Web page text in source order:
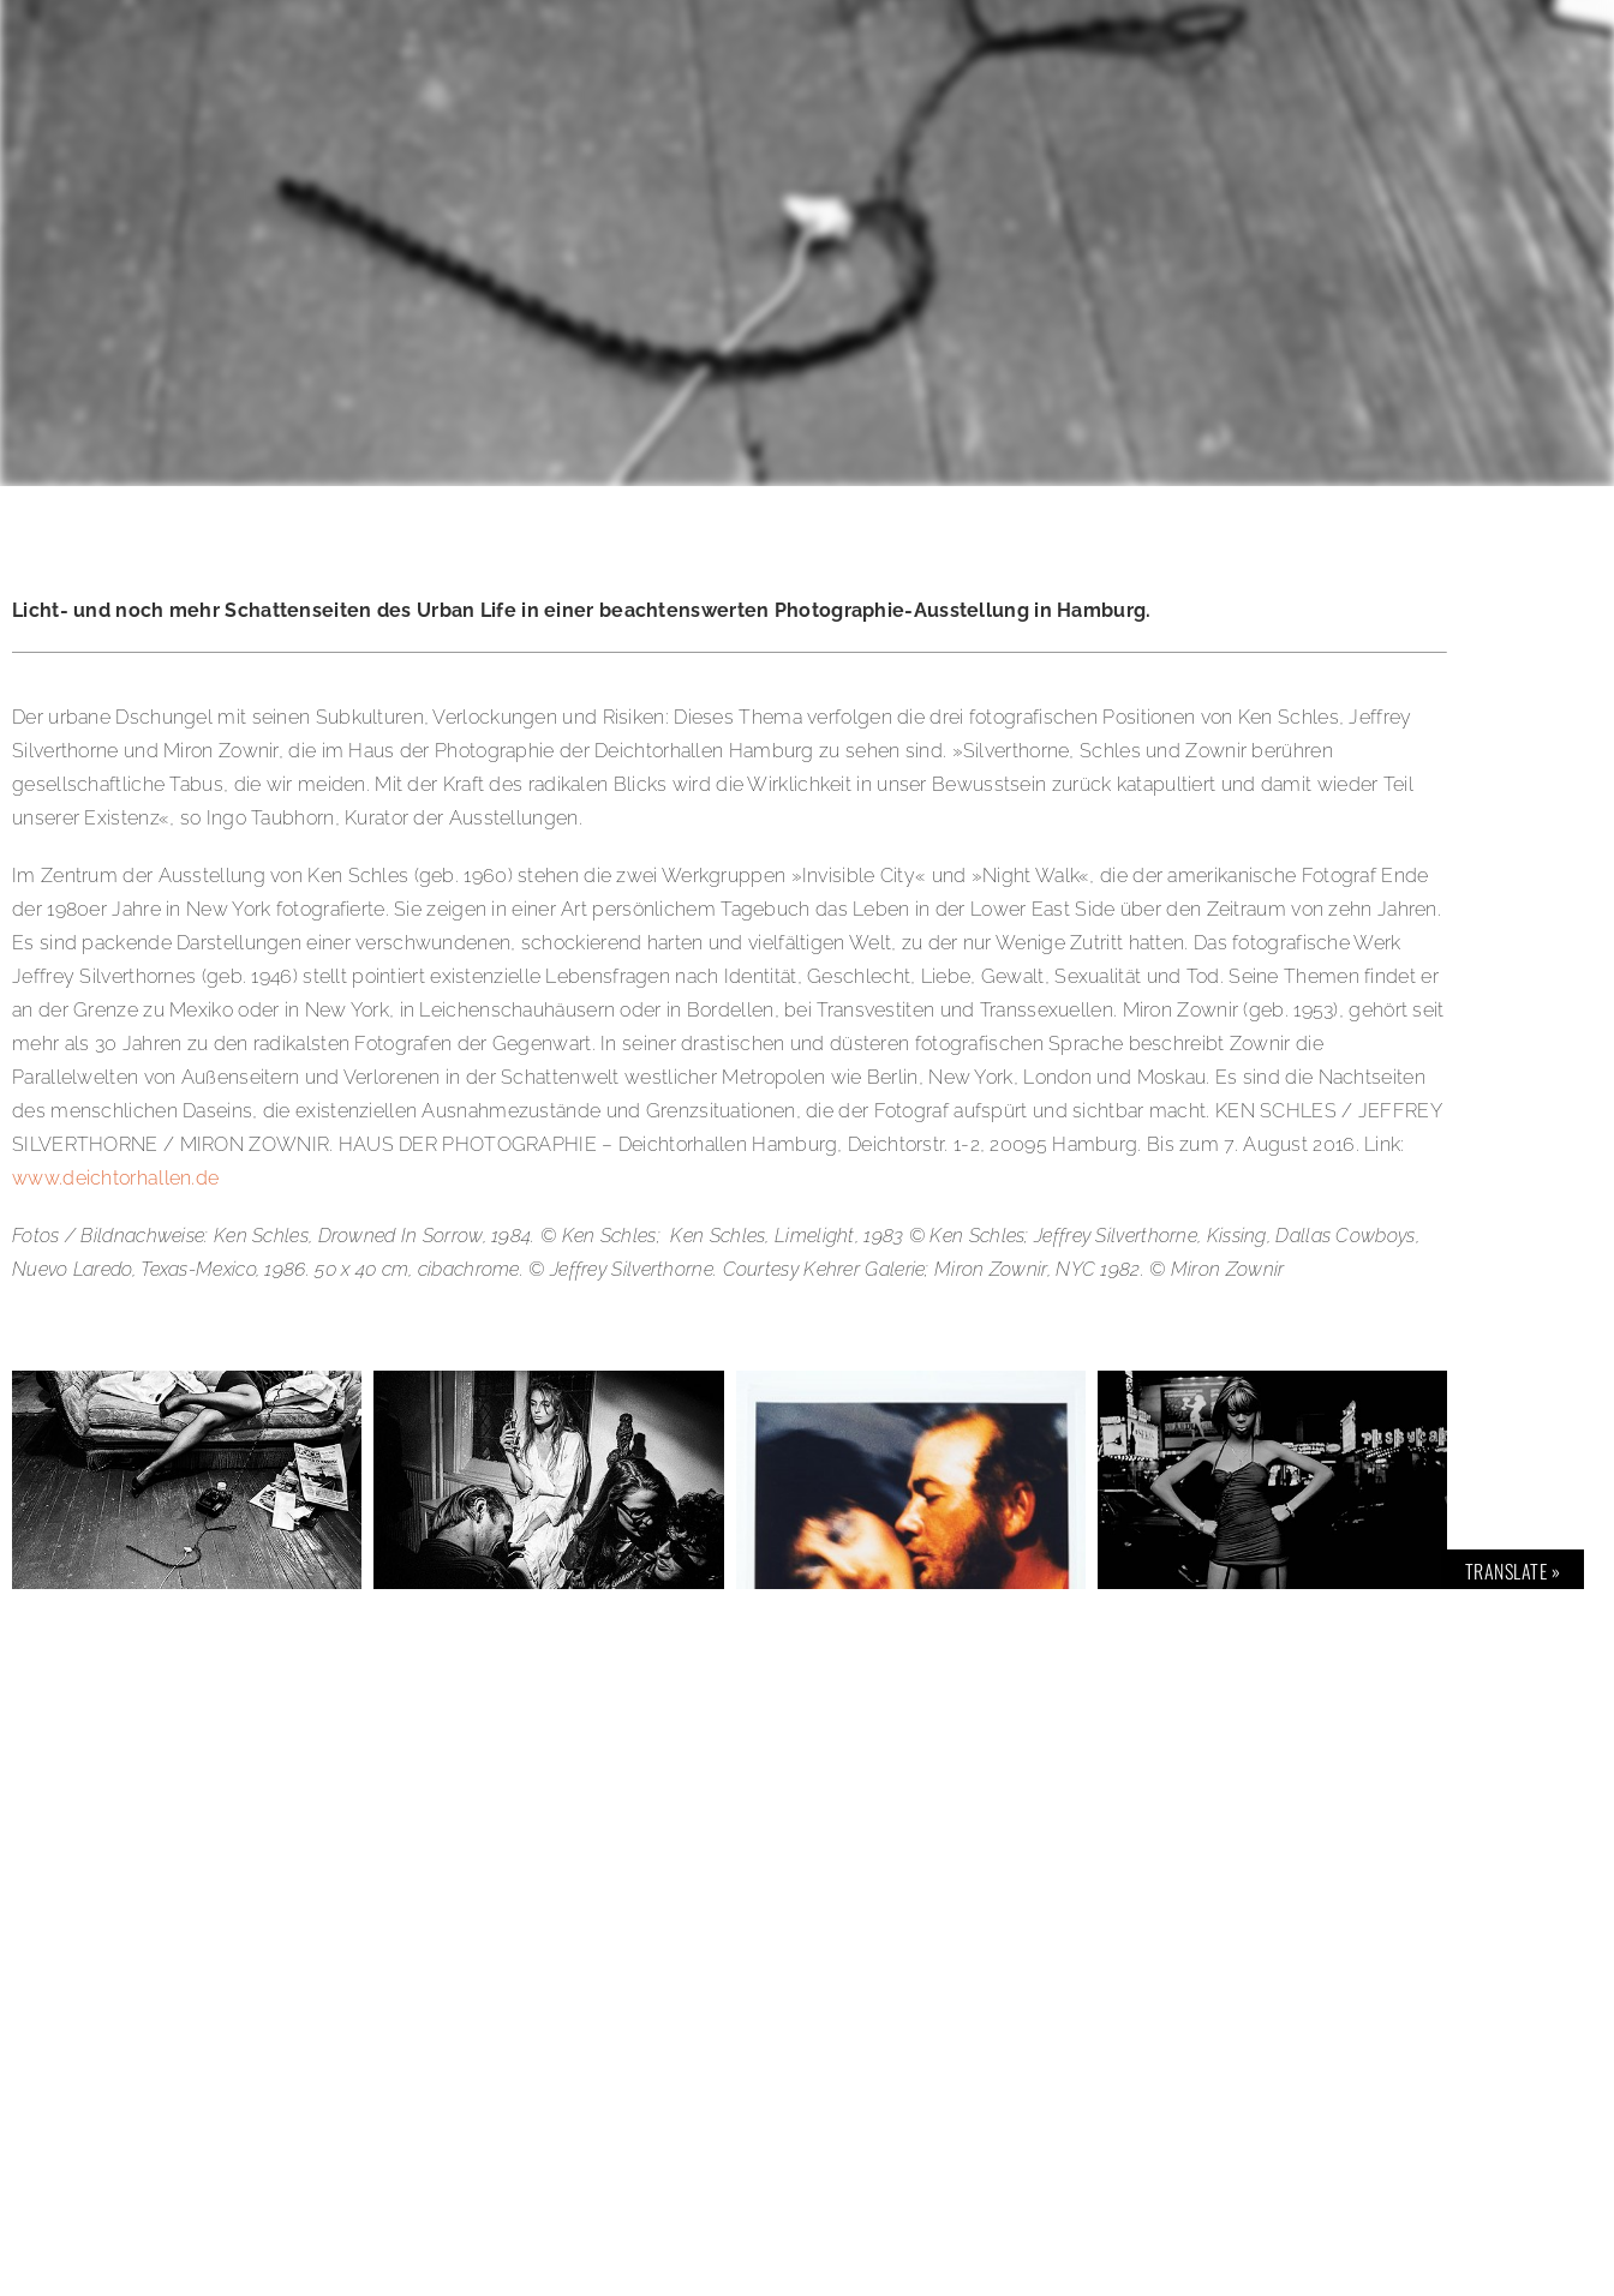
Licht- und noch mehr Schattenseiten des Urban Life in einer beachtenswerten Photographie-Ausstellung in Hamburg.
Der urbane Dschungel mit seinen Subkulturen, Verlockungen und Risiken: Dieses Thema verfolgen die drei fotografischen Positionen von Ken Schles, Jeffrey
Silverthorne und Miron Zownir, die im Haus der Photographie der Deichtorhallen Hamburg zu sehen sind. »Silverthorne, Schles und Zownir berühren
gesellschaftliche Tabus, die wir meiden. Mit der Kraft des radikalen Blicks wird die Wirklichkeit in unser Bewusstsein zurück katapultiert und damit wieder Teil
unserer Existenz«, so Ingo Taubhorn, Kurator der Ausstellungen.
Im Zentrum der Ausstellung von Ken Schles (geb. 1960) stehen die zwei Werkgruppen »Invisible City« und »Night Walk«, die der amerikanische Fotograf Ende
der 1980er Jahre in New York fotografierte. Sie zeigen in einer Art persönlichem Tagebuch das Leben in der Lower East Side über den Zeitraum von zehn Jahren.
Es sind packende Darstellungen einer verschwundenen, schockierend harten und vielfältigen Welt, zu der nur Wenige Zutritt hatten. Das fotografische Werk
Jeffrey Silverthornes (geb. 1946) stellt pointiert existenzielle Lebensfragen nach Identität, Geschlecht, Liebe, Gewalt, Sexualität und Tod. Seine Themen findet er
an der Grenze zu Mexiko oder in New York, in Leichenschauhäusern oder in Bordellen, bei Transvestiten und Transsexuellen. Miron Zownir (geb. 1953), gehört seit
mehr als 30 Jahren zu den radikalsten Fotografen der Gegenwart. In seiner drastischen und düsteren fotografischen Sprache beschreibt Zownir die
Parallelwelten von Außenseitern und Verlorenen in der Schattenwelt westlicher Metropolen wie Berlin, New York, London und Moskau. Es sind die Nachtseiten
des menschlichen Daseins, die existenziellen Ausnahmezustände und Grenzsituationen, die der Fotograf aufspürt und sichtbar macht. KEN SCHLES / JEFFREY
SILVERTHORNE / MIRON ZOWNIR. HAUS DER PHOTOGRAPHIE – Deichtorhallen Hamburg, Deichtorstr. 1-2, 20095 Hamburg. Bis zum 7. August 2016. Link:
www.deichtorhallen.de
Fotos / Bildnachweise: Ken Schles, Drowned In Sorrow, 1984. © Ken Schles; Ken Schles, Limelight, 1983 © Ken Schles; Jeffrey Silverthorne, Kissing, Dallas Cowboys,
Nuevo Laredo, Texas-Mexico, 1986. 50 x 40 cm, cibachrome. © Jeffrey Silverthorne. Courtesy Kehrer Galerie; Miron Zownir, NYC 1982. © Miron Zownir
TRANSLATE »